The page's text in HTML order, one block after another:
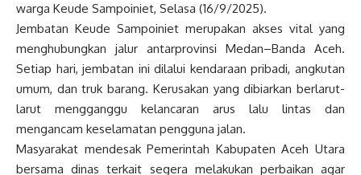
warga Keude Sampoiniet, Selasa (16/9/2025).
Jembatan Keude Sampoiniet merupakan akses vital yang
menghubungkan jalur antarprovinsi Medan–Banda Aceh.
Setiap hari, jembatan ini dilalui kendaraan pribadi, angkutan
umum, dan truk barang. Kerusakan yang dibiarkan berlarut-
larut mengganggu kelancaran arus lalu lintas dan
mengancam keselamatan pengguna jalan.
Masyarakat mendesak Pemerintah Kabupaten Aceh Utara
bersama dinas terkait segera melakukan perbaikan agar